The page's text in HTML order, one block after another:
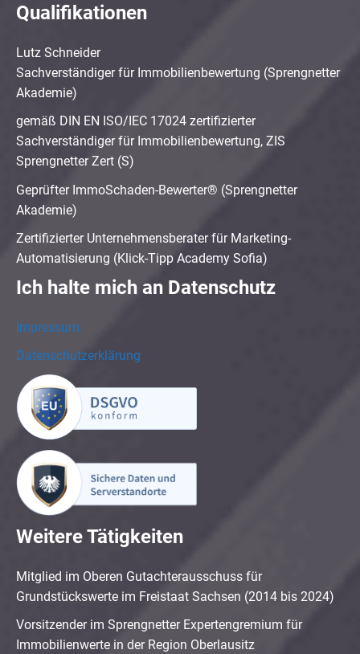
Qualifikationen
Lutz Schneider
Sachverständiger für Immobilienbewertung (Sprengnetter
Akademie)
gemäß DIN EN ISO/IEC 17024 zertifizierter
Sachverständiger für Immobilienbewertung, ZIS
Sprengnetter Zert (S)
Geprüfter ImmoSchaden-Bewerter® (Sprengnetter
Akademie)
Zertifizierter Unternehmensberater für Marketing-
Automatisierung (Klick-Tipp Academy Sofia)
Ich halte mich an Datenschutz
Impressum
Datenschutzerklärung
Weitere Tätigkeiten
Mitglied im Oberen Gutachterausschuss für
Grundstückswerte im Freistaat Sachsen (2014 bis 2024)
Vorsitzender im Sprengnetter Expertengremium für
Immobilienwerte in der Region Oberlausitz